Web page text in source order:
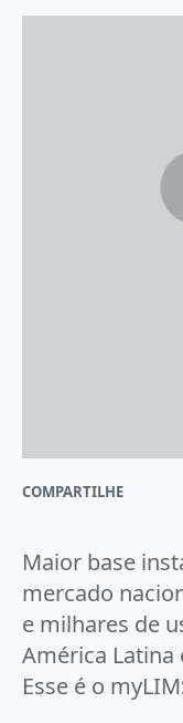
COMPARTILHE
Maior base
mercado
e milhares de
América Latina
Esse é o